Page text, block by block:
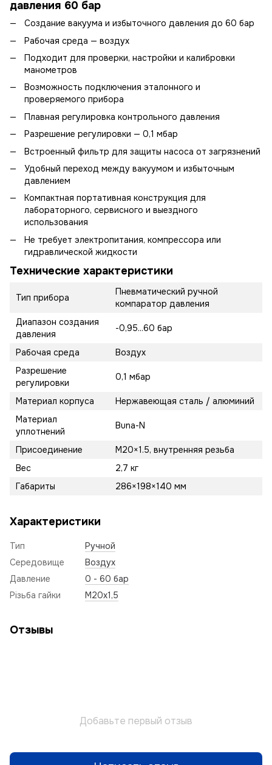
давления 60 бар
Создание вакуума и избыточного давления до 60 бар
Рабочая среда — воздух
Подходит для проверки, настройки и калибровки
манометров
Возможность подключения эталонного и
проверяемого прибора
Плавная регулировка контрольного давления
Разрешение регулировки — 0,1 мбар
Встроенный фильтр для защиты насоса от загрязнений
Удобный переход между вакуумом и избыточным
давлением
Компактная портативная конструкция для
лабораторного, сервисного и выездного
использования
Не требует электропитания, компрессора или
гидравлической жидкости
Технические характеристики
Тип прибора
Пневматический ручной
компаратор давления
Диапазон создания
давления
-0,95...60 бар
Рабочая среда
Воздух
Разрешение
регулировки
0,1 мбар
Материал корпуса
Нержавеющая сталь / алюминий
Материал
уплотнений
Buna-N
Присоединение
M20×1.5, внутренняя резьба
Вес
2,7 кг
Габариты
286×198×140 мм
Характеристики
Тип
Ручной
Середовище
Воздух
Давление
0 - 60 бар
Різьба гайки
М20х1,5
Отзывы
Добавьте первый отзыв